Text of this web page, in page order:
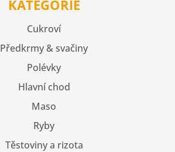
KATEGORIE
Cukroví
Předkrmy & svačiny
Polévky
Hlavní chod
Maso
Ryby
Těstoviny a rizota